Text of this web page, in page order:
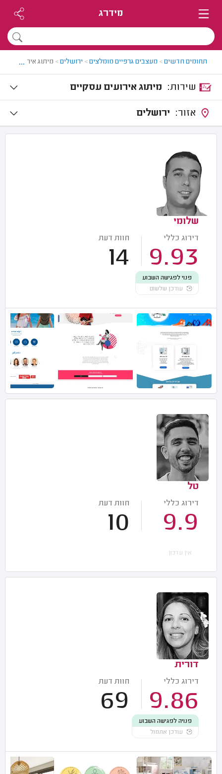
מידרג
תחומים חדשים> מעצבים גרפיים מומלצים> ירושלים> מיתוג אירועים
...
מיתוג אירועים עסקיים
ירושלים
שלומי
דירוג כללי
9.93
חוות דעת
14
פנוי לפגישה השבוע
עודכן שלשום
טל
דירוג כללי
9.9
חוות דעת
10
אין עדכון
דורית
דירוג כללי
9.86
חוות דעת
69
פנויה לפגישה השבוע
עודכן אתמול